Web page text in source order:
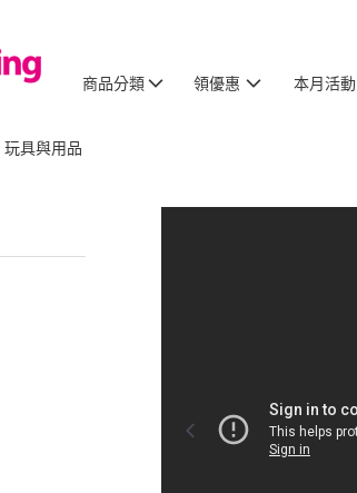
商品分類 領優惠 本月活動
玩具與用品